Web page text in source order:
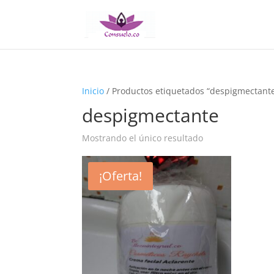
Inicio / Productos etiquetados
despigmectante
Mostrando el único resultado
¡Oferta!